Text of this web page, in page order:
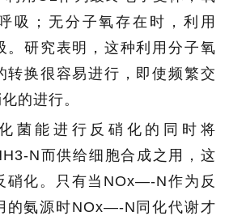
吸；无分子氧存在时，利用
研究表明，这种利用分子氧
换很容易进行，即使频繁交
的进行。
菌能进行反硝化的同时将
N而供给细胞合成之用，这
硝化。只有当NOx―-N作为反
的氨源时NOx―-N同化代谢才